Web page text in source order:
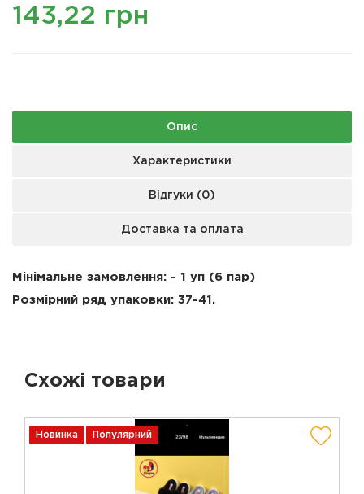
143,22 грн
Опис
Характеристики
Відгуки (0)
Доставка та оплата
Мінімальне замовлення: - 1 уп (6 пар)
Розмірний ряд упаковки: 37-41 .
Схожі товари
Новинка Популярний